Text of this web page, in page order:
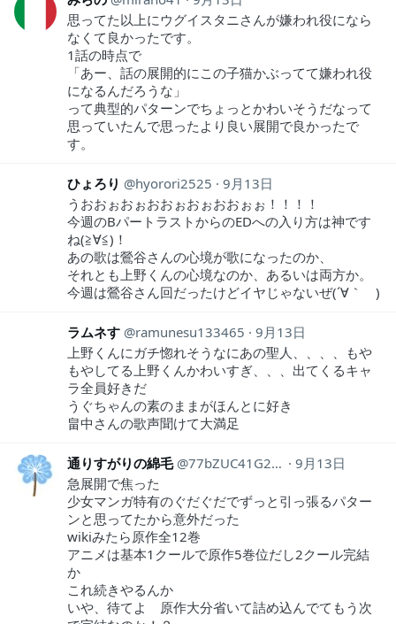
思ってた以上にウグイスタニさんが嫌われ役になら
なくて良かったです。
1話の時点で
「あー、話の展開的にこの子猫かぶってて嫌われ役
になるんだろうな」
って典型的パターンでちょっとかわいそうだなって
思っていたんで思ったより良い展開で良かったで
す。
ひょろり hyorori2525
9月13日
うおおぉおぉおおぉおぉおおぉぉ！！！！
今週のBパートラストからのEDへの入り方は神です
ね(≧∀≦)！
あの歌は鶯谷さんの心境が歌になったのか、
それとも上野くんの心境なのか、あるいは両方か。
今週は鶯谷さん回だったけどイヤじゃないぜ(´∀｀ )
ラムネす ramunesu133465
9月13日
上野くんにガチ惚れそうなにあの聖人、、、、もや
もやしてる上野くんかわいすぎ、、、出てくるキャ
ラ全員好きだ
うぐちゃんの素のままがほんとに好き
畠中さんの歌声聞けて大満足
通りすがりの綿毛 77bZUC41G2f1vKT
9月13日
急展開で焦った
少女マンガ特有のぐだぐだでずっと引っ張るパター
ンと思ってたから意外だった
wikiみたら原作全12巻
アニメは基本1クールで原作5巻位だし2クール完結
か
これ続きやるんか
いや、待てよ 原作大分省いて詰め込んでてもう次